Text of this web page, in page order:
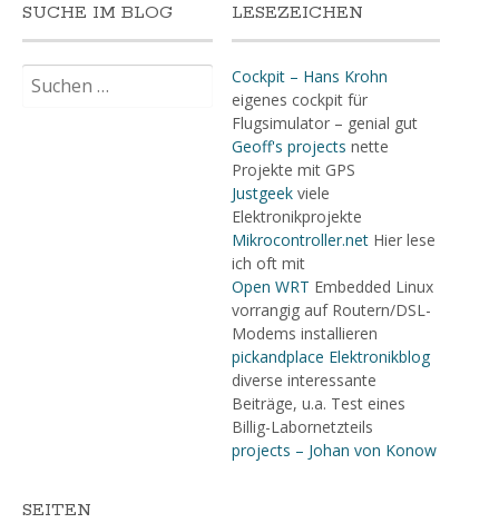
SUCHE IM BLOG
nach:
LESEZEICHEN
Cockpit – Hans Krohn
eigenes cockpit für
Flugsimulator – genial gut
Geoff's projects nette
Projekte mit GPS
Justgeekviele
Elektronikprojekte
Mikrocontroller.netHier lese
ich oft mit
Open WRT Embedded Linux
vorrangig auf Routern/DSL-
Modems installieren
pickandplace Elektronikblog
diverse interessante
Beiträge, u.a. Test eines
Billig-Labornetzteils
projects – Johan von Konow
SEITEN